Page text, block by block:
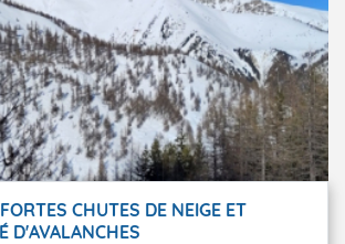
CHUTES DE NEIGE ET
D'AVALANCHES